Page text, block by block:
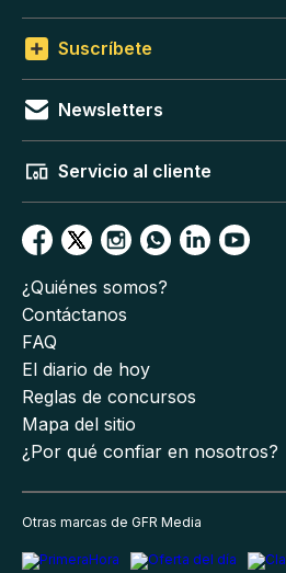
Suscríbete
Newsletters
Servicio al cliente
¿Quiénes somos?
Contáctanos
FAQ
El diario de hoy
Reglas de concursos
Mapa del sitio
¿Por qué confiar en nosotros?
Otras marcas de GFR Media